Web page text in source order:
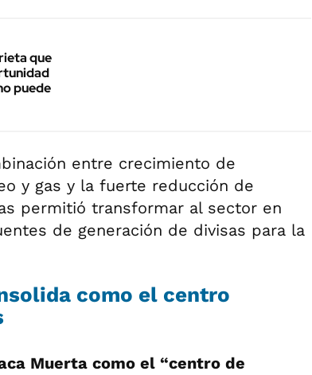
que
puede
entre crecimiento de
y gas y la fuerte reducción de
permitió transformar al sector en
de generación de divisas para la
como el centro
Muerta como el “centro de